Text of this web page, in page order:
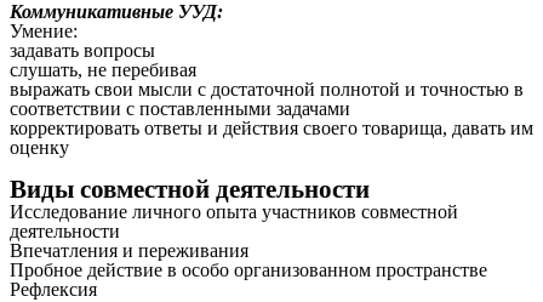
Коммуникативные УУД:
Умение:
задавать вопросы
слушать, не перебивая
выражать свои мысли с достаточной полнотой и точностью в
соответствии с поставленными задачами
корректировать ответы и действия своего товарища, давать им
оценку
Виды совместной деятельности
Исследование личного опыта участников совместной
деятельности
Впечатления и переживания
Пробное действие в особо организованном пространстве
Рефлексия